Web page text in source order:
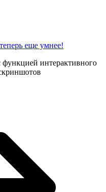
еще умнее!
интерактивного